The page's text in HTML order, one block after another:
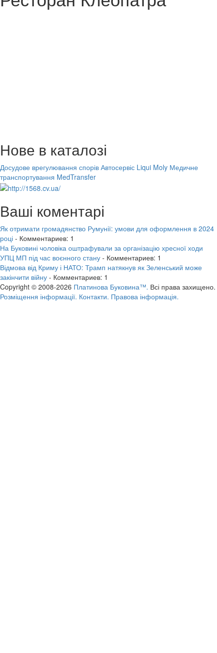
Нове в каталозі
Досудове врегулювання спорів Автосервіс Liqui Moly Медичне
транспортування MedTransfer
Ваші коментарі
Як отримати громадянство Румунії: умови для оформлення в 2024
році - Комментариев: 1
На Буковині чоловіка оштрафували за організацію хресної ходи
УПЦ МП під час воєнного стану - Комментариев: 1
Відмова від Криму і НАТО: Трамп натякнув як Зеленський може
закінчити війну - Комментариев: 1
Copyright © 2008-2026 Платинова Буковина™. Всі права захищено.
Розміщення інформації. Контакти. Правова інформація.